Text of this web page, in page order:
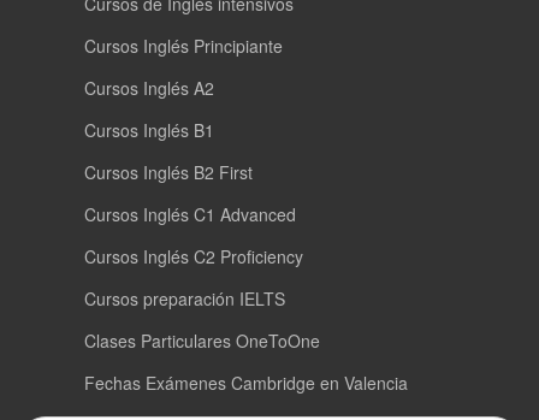
Cursos Inglés Principiante
Cursos Inglés A2
Cursos Inglés B1
Cursos Inglés B2 First
Cursos Inglés C1 Advanced
Cursos Inglés C2 Proficiency
Cursos preparación IELTS
Clases Particulares OneToOne
Fechas Exámenes Cambridge en Valencia